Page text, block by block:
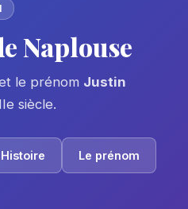
Naplouse
le prénom Justin
siècle.
Histoire Le prénom